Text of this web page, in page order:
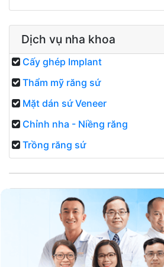
Dịch vụ nha khoa
Cấy ghép Implant
Thẩm mỹ răng sứ
Mặt dán sứ Veneer
Chỉnh nha - Niềng răng
Trồng răng sứ